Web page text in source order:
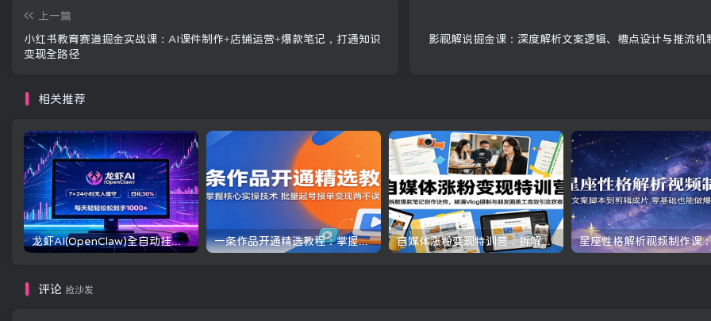
上一篇
小红书教育赛道掘金实战课：AI课件制作+店铺运营+爆款笔记，打通知识
变现全路径
影视解说掘金课：深度解析文案逻辑、槽点设计与推流机
相关推荐
龙虾AI(OpenClaw)全自动挂机，智能操控电脑高效执行任务，每天轻松到手四位数 一条作品开通精选教程：掌握核心实操技术，批量起号接单变现两不误 自媒体涨粉变现特训营：拆解爆款笔记创作诀窍，精通Vlog摄制与朋友圈美工高效引流获客
评论 抢沙发